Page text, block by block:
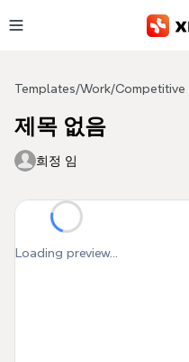
Templates/Work/Competitive
제목 없음
희정 임
Loading preview...